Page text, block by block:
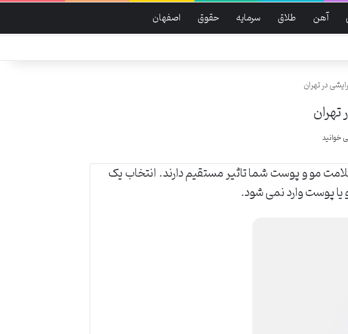
آهن طلاق سرمایه حقوق اصفهان
در تهران
تهران
مو و پوست شما تاثیر مستقیم دارند. انتخاب یک
یا پوست وارد نمی شود.